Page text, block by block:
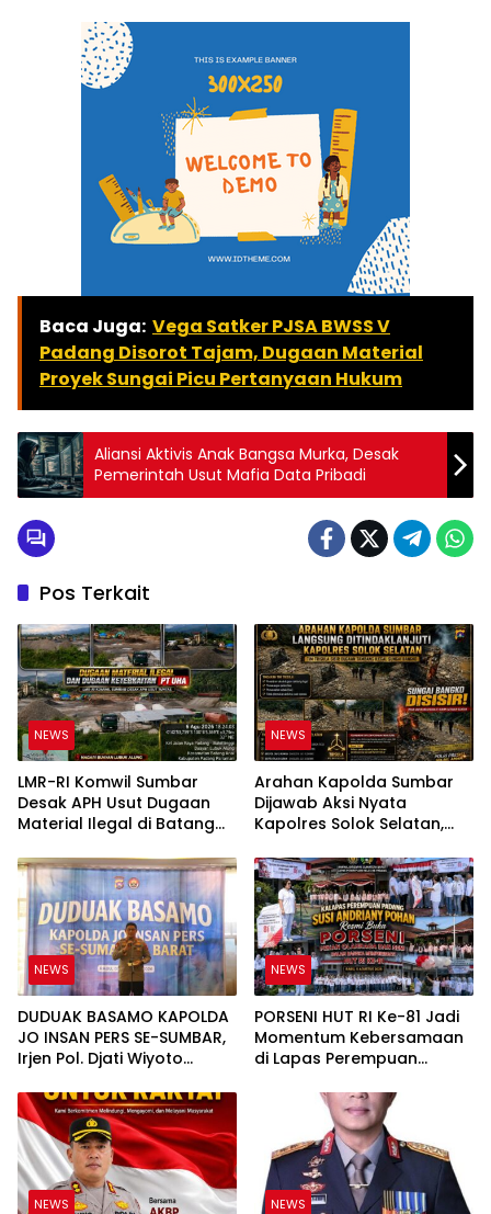
Baca Juga: Vega Satker PJSA BWSS V
Padang Disorot Tajam, Dugaan Material
Proyek Sungai Picu Pertanyaan Hukum
Aliansi Aktivis Anak Bangsa Murka, Desak
Pemerintah Usut Mafia Data Pribadi
Pos Terkait
NEWS
LMR-RI Komwil Sumbar
Desak APH Usut Dugaan
Material Ilegal di Batang
PT UHA Diminta Diselidiki
Tuntas
NEWS
Arahan Kapolda Sumbar
Dijawab Aksi Nyata
Kapolres Solok Selatan,
Bukan Sekadar Slogan
NEWS
DUDUAK BASAMO KAPOLDA
JO INSAN PERS SE-SUMBAR,
Irjen Pol. Djati Wiyoto
Ruang bagi Pelanggar
Hukum di Internal Polri
NEWS
PORSENI HUT RI Ke-81 Jadi
Momentum Kebersamaan
di Lapas Perempuan
NEWS NEWS